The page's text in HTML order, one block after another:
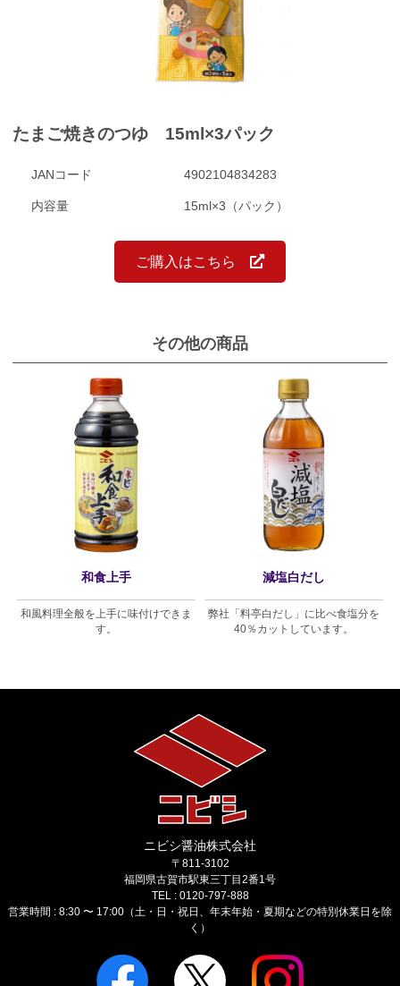
たまご焼きのつゆ 15ml×3パック
JANコード 4902104834283
内容量 15ml×3（パック）
ご購入はこちら
その他の商品
和食上手
和風料理全般を上手に味付けできま
す。
減塩白だし
弊社「料亭白だし」に比べ食塩分を
40％カットしています。
ニビシ醤油株式会社
〒811-3102
福岡県古賀市駅東三丁目2番1号
TEL : 0120-797-888
営業時間 : 8:30 〜 17:00（土・日・祝日、年末年始・夏期などの特別休業日を除
く）